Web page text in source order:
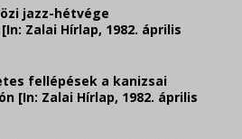
jazz-hétvége
Zalai Hírlap, 1982. április
fellépések a kanizsai
[In: Zalai Hírlap, 1982. április